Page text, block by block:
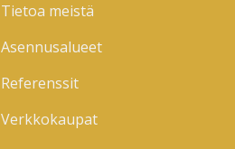
Tietoa meistä
Asennusalueet
Referenssit
Verkkokaupat